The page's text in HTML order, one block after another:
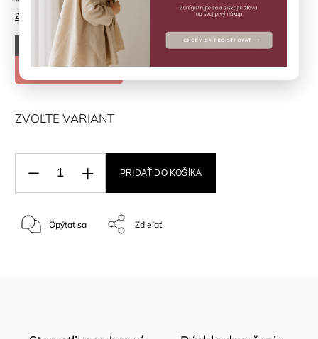
Značka: BROEL
€13,90
–90 %
€1,39
ZVOĽTE VARIANT
PRIDAŤ DO KOŠÍKA
Opýtať sa Zdieľať